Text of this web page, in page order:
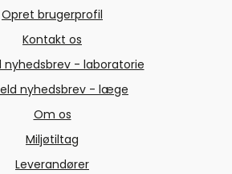
Opret brugerprofil
Kontakt os
nyhedsbrev - laboratorie
nyhedsbrev - læge
Om os
Miljøtiltag
Leverandører